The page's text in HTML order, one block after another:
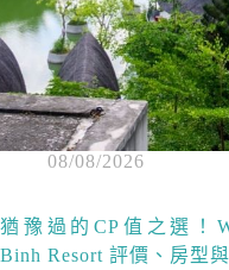
08/08/2026
猶豫過的CP值之選！
Binh Resort 評價、房型